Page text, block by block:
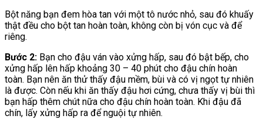
Bột năng bạn đem hòa tan với một tô nước nhỏ, sau đó khuấy
thật đều cho bột tan hoàn toàn, không còn bị vón cục và để
riêng.
Bước 2: Bạn cho đậu ván vào xửng hấp, sau đó bật bếp, cho
xửng hấp lên hấp khoảng 30 – 40 phút cho đậu chín hoàn
toàn. Bạn nên ăn thử thấy đậu mềm, bùi và có vị ngọt tự nhiên
là được. Còn nếu khi ăn thấy đậu hơi cứng, chưa thấy vị bùi thì
bạn hấp thêm chút nữa cho đậu chín hoàn toàn. Khi đậu đã
chín, lấy xửng hấp ra để nguội tự nhiên.